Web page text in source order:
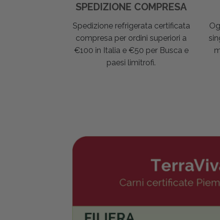
SPEDIZIONE COMPRESA
Spedizione refrigerata certificata
compresa per ordini superiori a
€100 in Italia e €50 per Busca e
paesi limitrofi.